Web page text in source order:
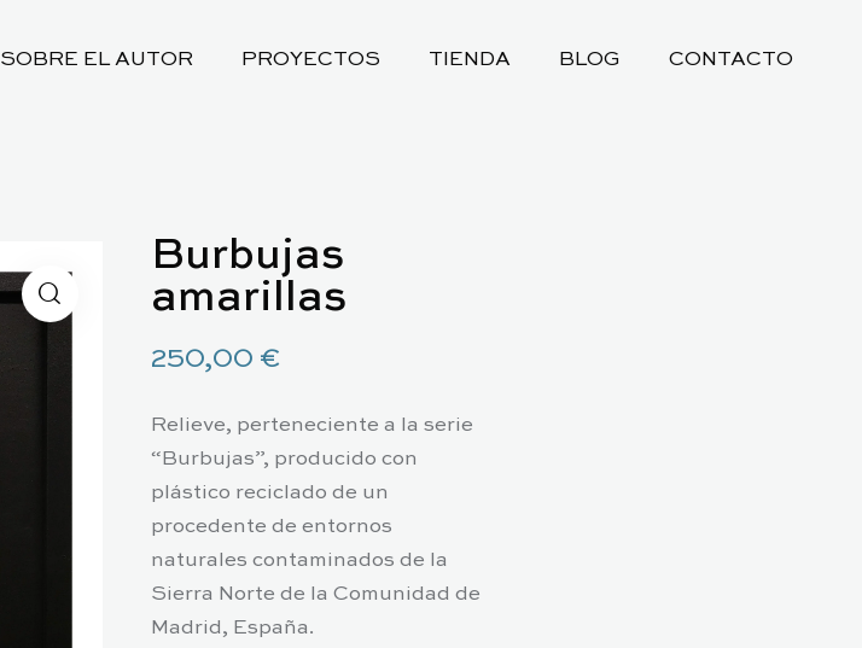
SOBRE EL AUTOR PROYECTOS TIENDA BLOG CONTACTO
Burbujas
amarillas
250,00 €
Relieve, perteneciente a la serie
“Burbujas”, producido con
plástico reciclado de un
procedente de entornos
naturales contaminados de la
Sierra Norte de la Comunidad de
Madrid, España.